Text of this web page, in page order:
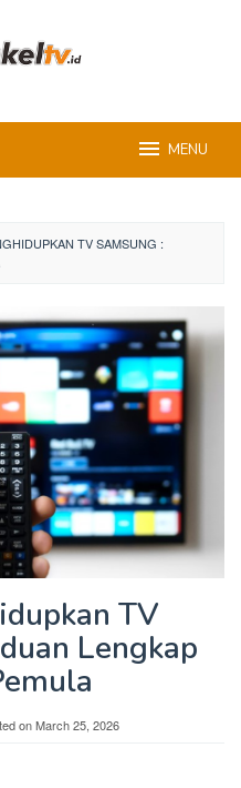
MENU
TV SAMSUNG :
TV
Lengkap
onMarch 25, 2026